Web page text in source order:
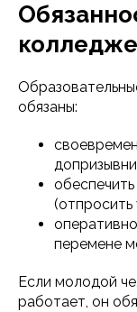
обязаны:
перемене
Если молодой
работает, он